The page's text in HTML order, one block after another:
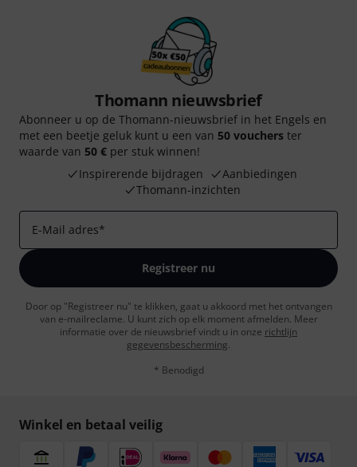
Thomann nieuwsbrief
Abonneer u op de Thomann-nieuwsbrief in het Engels en
met een beetje geluk kunt u een van 50 vouchers ter
waarde van 50 € per stuk winnen!
Inspirerende bijdragen
Aanbiedingen
Thomann-inzichten
E-Mail adres*
Registreer nu
Door op "Registreer nu" te klikken, gaat u akkoord met het ontvangen
van e-mailreclame. U kunt zich op elk moment afmelden. Meer
informatie over de nieuwsbrief vindt u in onze richtlijn
gegevensbescherming.
* Benodigd
Winkel en betaal veilig